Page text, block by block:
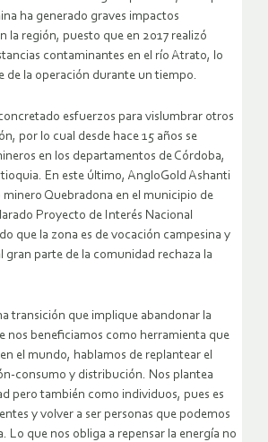
ha generado graves impactos
la región, puesto que en 2017 realizó
contaminantes en el río Atrato, lo
de la operación durante un tiempo.
esfuerzos para vislumbrar otros
por lo cual desde hace 15 años se
en los departamentos de Córdoba,
En este último, AngloGold Ashanti
Quebradona en el municipio de
Proyecto de Interés Nacional
que la zona es de vocación campesina y
gran parte de la comunidad rechaza la
transición que implique abandonar la
nos beneficiamos como herramienta que
el mundo, hablamos de replantear el
consumo y distribución. Nos plantea
pero también como individuos, pues es
y volver a ser personas que podemos
Lo que nos obliga a repensar la energía no